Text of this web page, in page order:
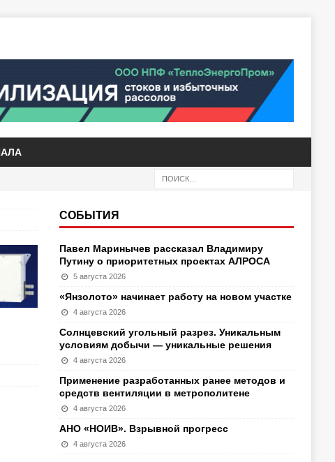
СОБЫТИЯ
Павел Маринычев рассказал Владимиру
Путину о приоритетных проектах АЛРОСА
5 августа 2026
«Янзолото» начинает работу на новом участке
4 августа 2026
Солнцевский угольный разрез. Уникальным
условиям добычи — уникальные решения
4 августа 2026
Применение разработанных ранее методов и
средств вентиляции в метрополитене
4 августа 2026
АНО «НОИВ». Взрывной прогресс
4 августа 2026